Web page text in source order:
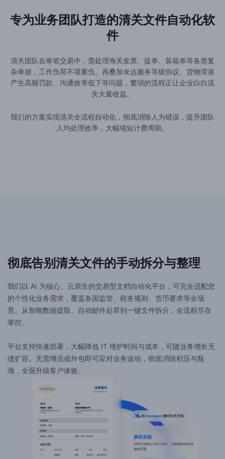
专为业务团队打造的清关文件自动化软
件
清关团队在单笔交易中，需处理海关发票、提单、装箱单等各类复
杂单据，工作负荷不堪重负。再叠加未达服务等级协议、货物滞港
产生高额罚款、沟通效率低下等问题，繁琐的流程正让企业白白流
失大量收益。
我们的方案实现清关全流程自动化，彻底消除人为错误，提升团队
人均处理效率，大幅缩短计费周期。
彻底告别清关文件的手动拆分与整理
我们以 AI 为核心、云原生的交易型文档自动化平台，可完全适配您
的个性化业务需求，覆盖各国监管、税务规则、货币要求等全场
景。从智能数据提取、自动邮件起草到一键文件拆分，全流程尽在
掌控。
平台支持快速部署，大幅降低 IT 维护时间与成本，可随业务增长无
缝扩容。无需增员或外包即可应对业务波动，彻底消除积压与瓶
颈，全面升级客户体验。